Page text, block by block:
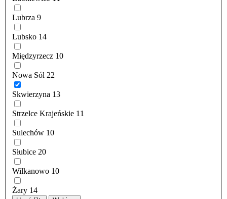
Lubrza 9
Lubsko 14
Międzyrzecz 10
Nowa Sól 22
Skwierzyna 13
Strzelce Krajeńskie 11
Sulechów 10
Słubice 20
Wilkanowo 10
Żary 14